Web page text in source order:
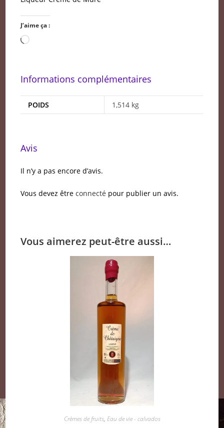
J’aime ça :
Chargement…
Informations complémentaires
POIDS 1,514 kg
Avis
Il n’y a pas encore d’avis.
Vous devez êtreconnecté pour publier un avis.
Vous aimerez peut-être aussi…
Crèmes de fruits, Eau de vie - calvados